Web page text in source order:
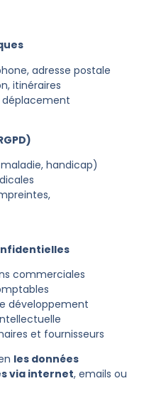
adresse postale
itinéraires
déplacement
handicap)
commerciales
développement
et fournisseurs
les données
via internet, emails ou